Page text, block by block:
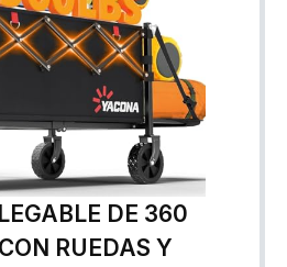
DE 360
RUEDAS Y